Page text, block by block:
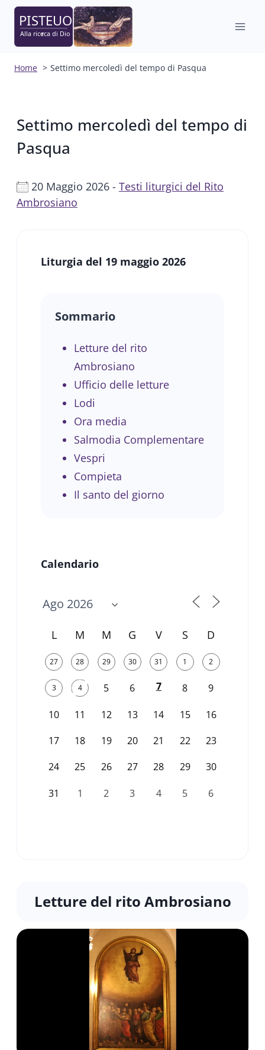
Salta
contenuto
Home Settimo mercoledì del tempo di Pasqua
Settimo mercoledì del tempo di
Pasqua
20 Maggio 2026 - Testi liturgici del Rito
Ambrosiano
Liturgia del 19 maggio 2026
Sommario
Letture del rito
Ambrosiano
Ufficio delle letture
Lodi
Ora media
Salmodia Complementare
Vespri
Compieta
Il santo del giorno
Calendario
L M M G V S D
27 28 29 30 31 1 2
3 4 5 6 7 8 9
10 11 12 13 14 15 16
17 18 19 20 21 22 23
24 25 26 27 28 29 30
31 1 2 3 4 5 6
Letture del rito Ambrosiano